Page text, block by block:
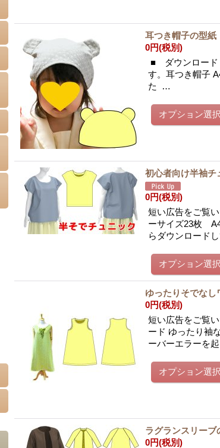
耳つき帽子の型紙
0円(税別)
■ ダウンロード
す。耳つき帽子
た …
初心者向け半袖
0円(税別)
短い広告をご覧
ーサイズ23枚
らダウンロード
ゆったりそでな
0円(税別)
短い広告をご覧
ード ゆったり袖
ーバーエラーを
ラグランスリー
0円(税別)